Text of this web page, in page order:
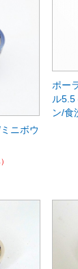
ニボウ
ポー
ル
ン/食